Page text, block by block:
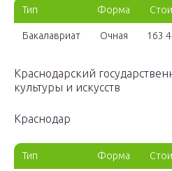
Тип Форма
Бакалавриат Очная 163
Краснодарский
культуры и искусств
Краснодар
Тип Форма